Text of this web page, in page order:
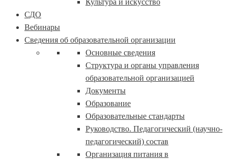
Культура и искусство
СДО
Вебинары
Сведения об образовательной организации
Основные сведения
Структура и органы управления
образовательной организацией
Документы
Образование
Образовательные стандарты
Руководство. Педагогический (научно-
педагогический) состав
Организация питания в